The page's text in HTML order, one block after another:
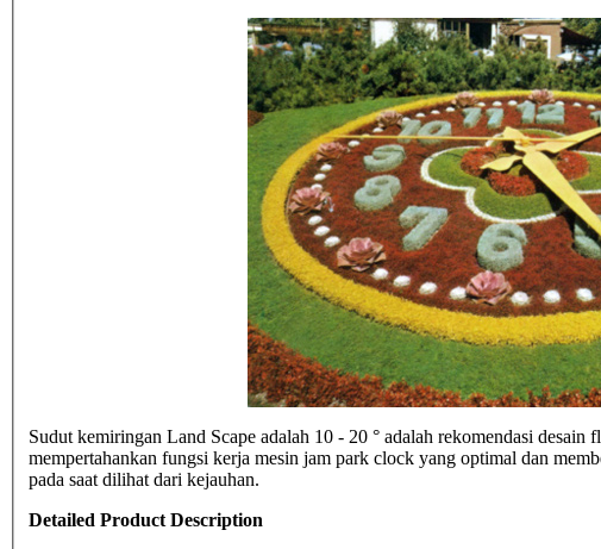
Sudut kemiringan Land Scape adalah 10 - 20 ° adalah rekomendasi
mempertahankan fungsi kerja mesin jam park clock yang optimal dan
pada saat dilihat dari kejauhan.
Detailed Product Description